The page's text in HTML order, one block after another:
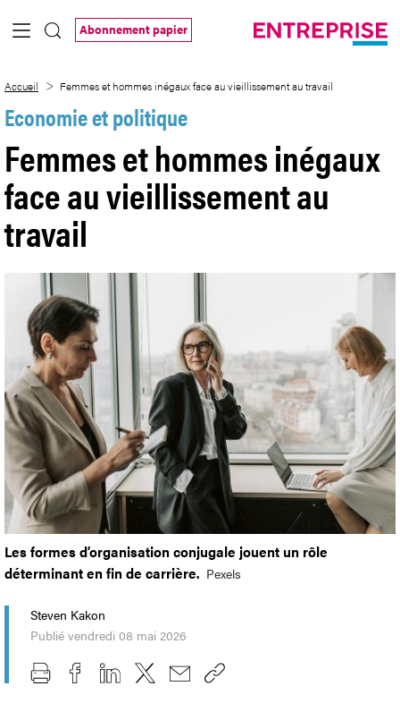
Saut au contenu principal
Abonnement papier
Accueil Femmes et hommes inégaux face au vieillissement au travail
Economie et politique
Femmes et hommes inégaux
face au vieillissement au
travail
Les formes d’organisation conjugale jouent un rôle
déterminant en fin de carrière. Pexels
Steven Kakon
Publié vendredi 08 mai 2026